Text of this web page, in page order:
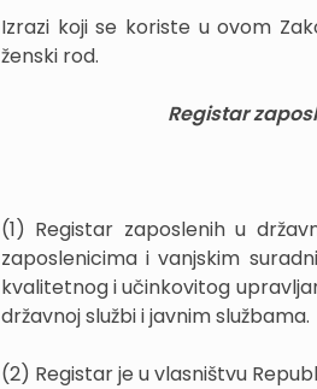
Izrazi koji se koriste u ovom
ženski rod.
Registar
(1) Registar zaposlenih u
zaposlenicima i vanjskim
kvalitetnog i učinkovitog
državnoj službi i javnim službama.
(2) Registar je u vlasništvu